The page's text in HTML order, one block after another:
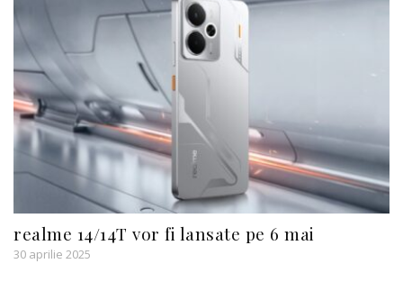
realme 14/14T vor fi lansate pe 6 mai
30 aprilie 2025